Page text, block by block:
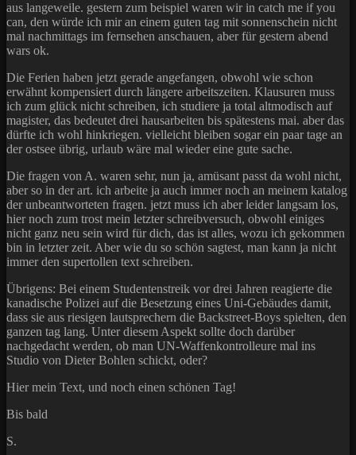
aus langeweile. gestern zum beispiel waren wir in catch me if you
can, den würde ich mir an einem guten tag mit sonnenschein nicht
mal nachmittags im fernsehen anschauen, aber für gestern abend
wars ok.
Die Ferien haben jetzt gerade angefangen, obwohl wie schon
erwähnt kompensiert durch längere arbeitszeiten. Klausuren muss
ich zum glück nicht schreiben, ich studiere ja total altmodisch auf
magister, das bedeutet drei hausarbeiten bis spätestens mai. aber das
dürfte ich wohl hinkriegen. vielleicht bleiben sogar ein paar tage an
der ostsee übrig, urlaub wäre mal wieder eine gute sache.
Die fragen von A. waren sehr, nun ja, amüsant passt da wohl nicht,
aber so in der art. ich arbeite ja auch immer noch an meinem katalog
der unbeantworteten fragen. jetzt muss ich aber leider langsam los,
hier noch zum trost mein letzter schreibversuch, obwohl einiges
nicht ganz neu sein wird für dich, das ist alles, wozu ich gekommen
bin in letzter zeit. Aber wie du so schön sagtest, man kann ja nicht
immer den supertollen text schreiben.
Übrigens: Bei einem Studentenstreik vor drei Jahren reagierte die
kanadische Polizei auf die Besetzung eines Uni-Gebäudes damit,
dass sie aus riesigen lautsprechern die Backstreet-Boys spielten, den
ganzen tag lang. Unter diesem Aspekt sollte doch darüber
nachgedacht werden, ob man UN-Waffenkontrolleure mal ins
Studio von Dieter Bohlen schickt, oder?
Hier mein Text, und noch einen schönen Tag!
Bis bald
S.